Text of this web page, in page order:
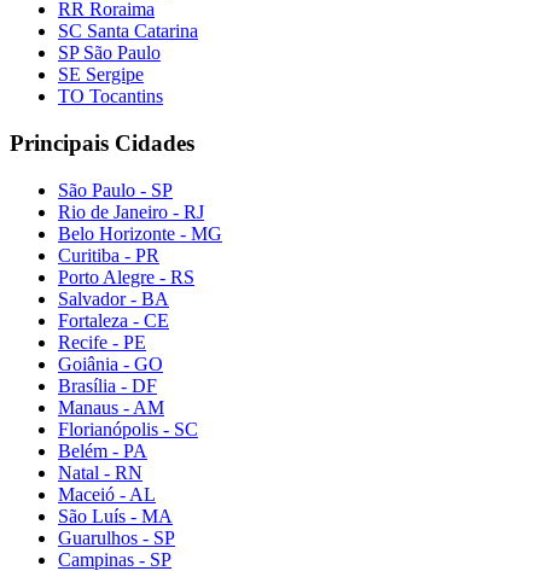
RR Roraima
SC Santa Catarina
SP São Paulo
SE Sergipe
TO Tocantins
Principais Cidades
São Paulo - SP
Rio de Janeiro - RJ
Belo Horizonte - MG
Curitiba - PR
Porto Alegre - RS
Salvador - BA
Fortaleza - CE
Recife - PE
Goiânia - GO
Brasília - DF
Manaus - AM
Florianópolis - SC
Belém - PA
Natal - RN
Maceió - AL
São Luís - MA
Guarulhos - SP
Campinas - SP